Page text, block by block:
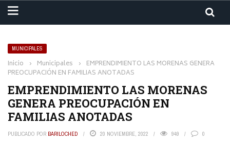
MUNICIPALES
Inicio › Municipales › EMPRENDIMIENTO LAS MORENAS GENERA
PREOCUPACIÓN EN FAMILIAS ANOTADAS
EMPRENDIMIENTO LAS MORENAS
GENERA PREOCUPACIÓN EN
FAMILIAS ANOTADAS
PUBLICADO POR BARILOCHED 20 NOVIEMBRE, 2022 949 0